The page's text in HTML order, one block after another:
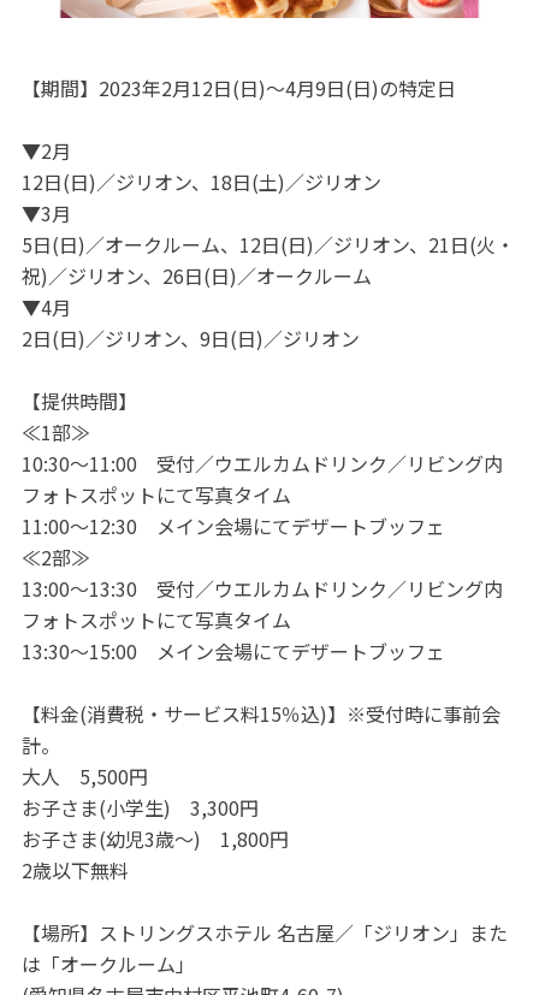
【期間】2023年2月12日(日)～4月9日(日)の特定日
▼2月
12日(日)／ジリオン、18日(土)／ジリオン
▼3月
5日(日)／オークルーム、12日(日)／ジリオン、21日(火・
祝)／ジリオン、26日(日)／オークルーム
▼4月
2日(日)／ジリオン、9日(日)／ジリオン
【提供時間】
≪1部≫
10:30～11:00 受付／ウエルカムドリンク／リビング内
フォトスポットにて写真タイム
11:00～12:30 メイン会場にてデザートブッフェ
≪2部≫
13:00～13:30 受付／ウエルカムドリンク／リビング内
フォトスポットにて写真タイム
13:30～15:00 メイン会場にてデザートブッフェ
【料金(消費税・サービス料15％込)】※受付時に事前会
計。
大人 5,500円
お子さま(小学生) 3,300円
お子さま(幼児3歳～) 1,800円
2歳以下無料
【場所】ストリングスホテル 名古屋／「ジリオン」また
は「オークルーム」